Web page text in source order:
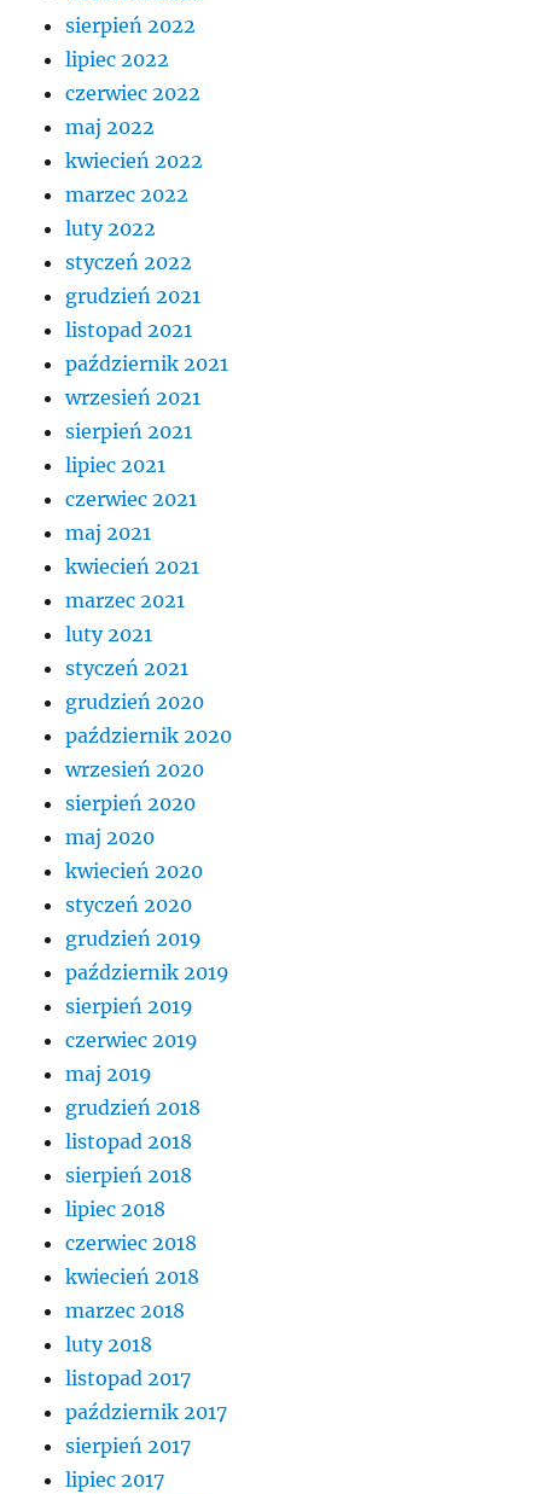
sierpień 2022
lipiec 2022
czerwiec 2022
maj 2022
kwiecień 2022
marzec 2022
luty 2022
styczeń 2022
grudzień 2021
listopad 2021
październik 2021
wrzesień 2021
sierpień 2021
lipiec 2021
czerwiec 2021
maj 2021
kwiecień 2021
marzec 2021
luty 2021
styczeń 2021
grudzień 2020
październik 2020
wrzesień 2020
sierpień 2020
maj 2020
kwiecień 2020
styczeń 2020
grudzień 2019
październik 2019
sierpień 2019
czerwiec 2019
maj 2019
grudzień 2018
listopad 2018
sierpień 2018
lipiec 2018
czerwiec 2018
kwiecień 2018
marzec 2018
luty 2018
listopad 2017
październik 2017
sierpień 2017
lipiec 2017